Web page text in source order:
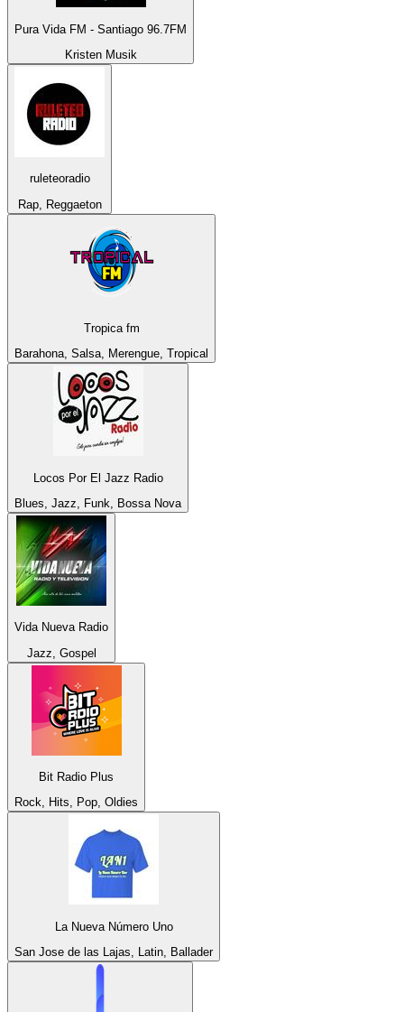
Pura Vida FM - Santiago 96.7FM
Kristen Musik
ruleteoradio
Rap, Reggaeton
Tropica fm
Barahona, Salsa, Merengue, Tropical
Locos Por El Jazz Radio
Blues, Jazz, Funk, Bossa Nova
Vida Nueva Radio
Jazz, Gospel
Bit Radio Plus
Rock, Hits, Pop, Oldies
La Nueva Número Uno
San Jose de las Lajas, Latin, Ballader